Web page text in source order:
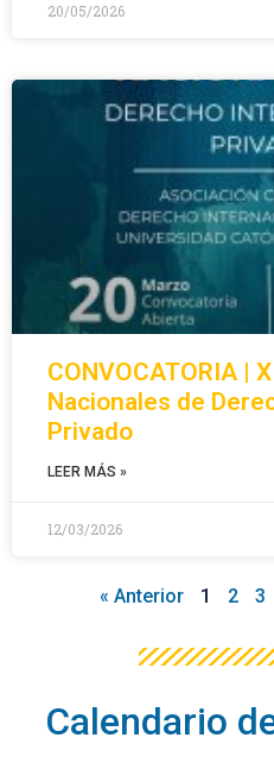
20/05/2026
CONVOCATORIA |
Nacionales de
Privado
LEER MÁS »
12/03/2026
« Anterior 1 2 3
Calendario